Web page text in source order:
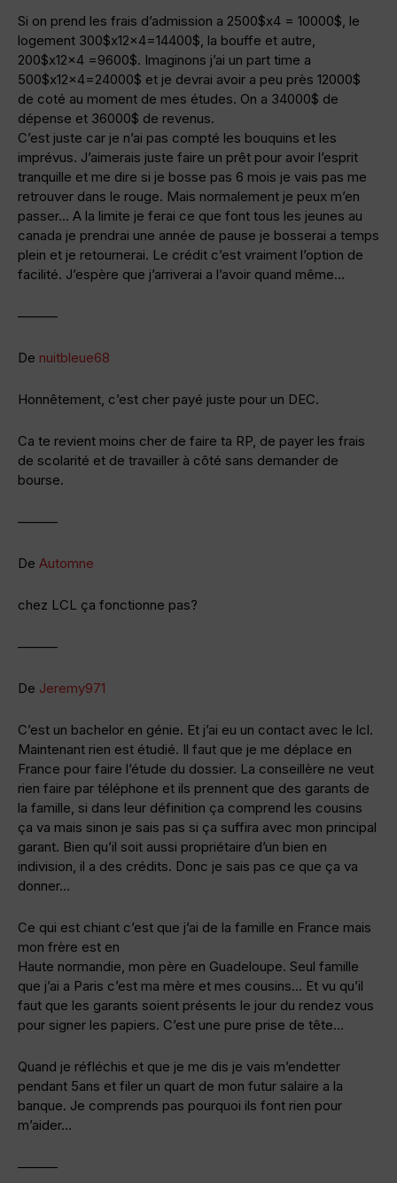
Si on prend les frais d’admission a 2500$x4 = 10000$, le
logement 300$x12x4=14400$, la bouffe et autre,
200$x12x4 =9600$. Imaginons j’ai un part time a
500$x12x4=24000$ et je devrai avoir a peu près 12000$
de coté au moment de mes études. On a 34000$ de
dépense et 36000$ de revenus.
C’est juste car je n’ai pas compté les bouquins et les
imprévus. J’aimerais juste faire un prêt pour avoir l’esprit
tranquille et me dire si je bosse pas 6 mois je vais pas me
retrouver dans le rouge. Mais normalement je peux m’en
passer… A la limite je ferai ce que font tous les jeunes au
canada je prendrai une année de pause je bosserai a temps
plein et je retournerai. Le crédit c’est vraiment l’option de
facilité. J’espère que j’arriverai a l’avoir quand même…
———
De nuitbleue68
Honnêtement, c’est cher payé juste pour un DEC.
Ca te revient moins cher de faire ta RP, de payer les frais
de scolarité et de travailler à côté sans demander de
bourse.
———
De Automne
chez LCL ça fonctionne pas?
———
De Jeremy971
C’est un bachelor en génie. Et j’ai eu un contact avec le lcl.
Maintenant rien est étudié. Il faut que je me déplace en
France pour faire l’étude du dossier. La conseillère ne veut
rien faire par téléphone et ils prennent que des garants de
la famille, si dans leur définition ça comprend les cousins
ça va mais sinon je sais pas si ça suffira avec mon principal
garant. Bien qu’il soit aussi propriétaire d’un bien en
indivision, il a des crédits. Donc je sais pas ce que ça va
donner…
Ce qui est chiant c’est que j’ai de la famille en France mais
mon frère est en
Haute normandie, mon père en Guadeloupe. Seul famille
que j’ai a Paris c’est ma mère et mes cousins… Et vu qu’il
faut que les garants soient présents le jour du rendez vous
pour signer les papiers. C’est une pure prise de tête…
Quand je réfléchis et que je me dis je vais m’endetter
pendant 5ans et filer un quart de mon futur salaire a la
banque. Je comprends pas pourquoi ils font rien pour
m’aider…
———